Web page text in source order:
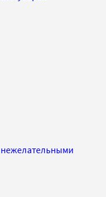
нежелательными